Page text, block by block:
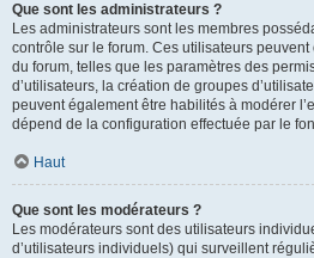
Que sont les administrateurs ?
Les administrateurs sont les membres
contrôle sur le forum. Ces utilisateurs
du forum, telles que les paramètres des
d’utilisateurs, la création de groupes
peuvent également être habilités à modérer
dépend de la configuration effectuée par le
Haut
Que sont les modérateurs ?
Les modérateurs sont des utilisateurs
d’utilisateurs individuels) qui surveillent